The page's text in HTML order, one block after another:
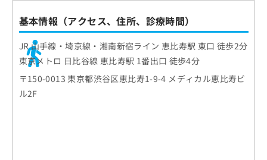
基本情報（アクセス、住所、診療時間）
JR 山手線・埼京線・湘南新宿ライン 恵比寿駅 東口 徒歩2分
東京メトロ 日比谷線 恵比寿駅 1番出口 徒歩4分
〒150-0013 東京都渋谷区恵比寿1-9-4 メディカル恵比寿ビ
ル2F